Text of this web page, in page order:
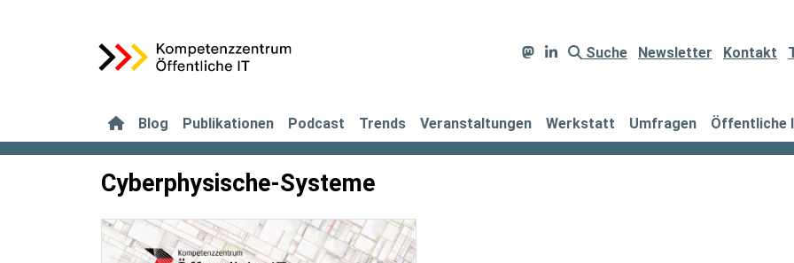
Suche Newsletter Kontakt
Blog Publikationen Podcast Trends Veranstaltungen Werkstatt Umfragen Öffentliche
Cyberphysische-Systeme